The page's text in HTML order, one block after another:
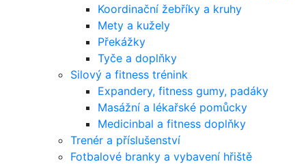
Koordinační žebříky a kruhy
Mety a kužely
Překážky
Tyče a doplňky
Silový a fitness trénink
Expandery, fitness gumy, padáky
Masážní a lékařské pomůcky
Medicinbal a fitness doplňky
Trenér a příslušenství
Fotbalové branky a vybavení hřiště